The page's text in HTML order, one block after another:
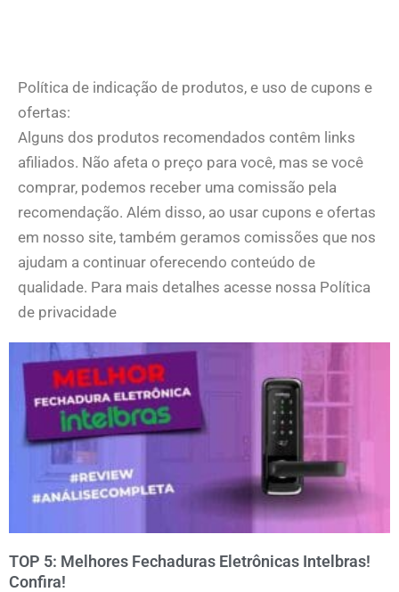
Política de indicação de produtos, e uso de cupons e
ofertas:
Alguns dos produtos recomendados contêm links
afiliados. Não afeta o preço para você, mas se você
comprar, podemos receber uma comissão pela
recomendação. Além disso, ao usar cupons e ofertas
em nosso site, também geramos comissões que nos
ajudam a continuar oferecendo conteúdo de
qualidade. Para mais detalhes acesse nossa Política
de privacidade
TOP 5: Melhores Fechaduras Eletrônicas Intelbras!
Confira!